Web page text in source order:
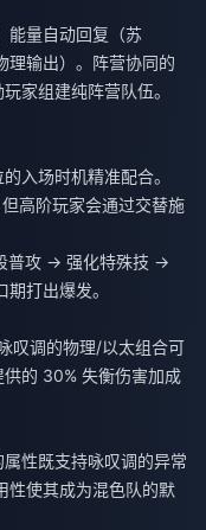
能量自动回复（苏
理输出）。阵营协同的
家组建纯阵营队伍。
入场时机精准配合。
高阶玩家会通过交替施
普攻 → 强化特殊技 →
打出爆发。
叹调的物理/以太组合可
供的 30% 失衡伤害加成
性既支持咏叹调的异常
性使其成为混色队的默